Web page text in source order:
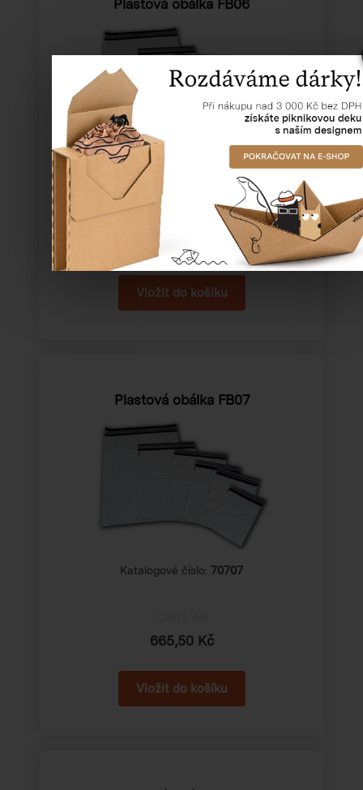
Plastová obálka FB06
Katalogové číslo: 70706
Cena od
544,50 Kč
Plastová obálka FB07
Katalogové číslo: 70707
665,50 Kč